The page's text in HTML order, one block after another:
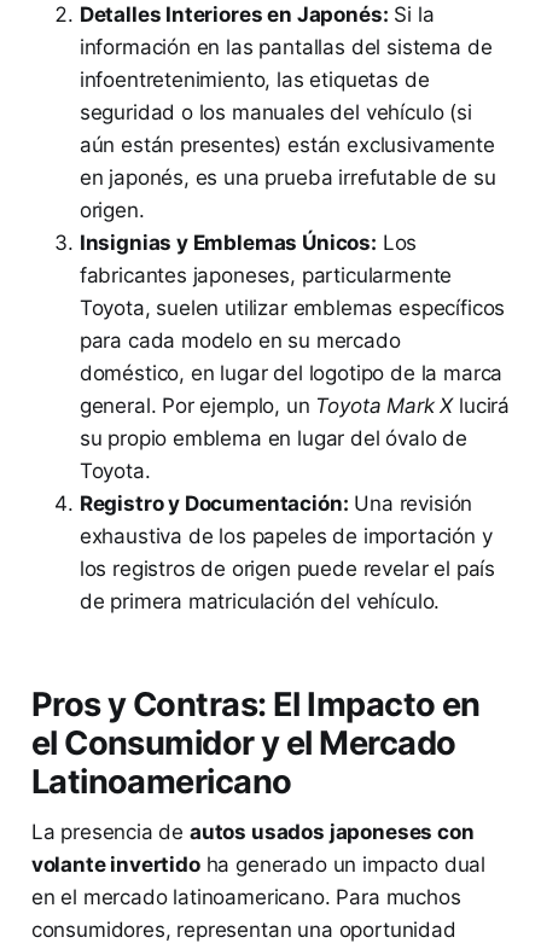
Detalles Interiores en Japonés: Si la
información en las pantallas del sistema de
infoentretenimiento, las etiquetas de
seguridad o los manuales del vehículo (si
aún están presentes) están exclusivamente
en japonés, es una prueba irrefutable de su
origen.
Insignias y Emblemas Únicos: Los
fabricantes japoneses, particularmente
Toyota, suelen utilizar emblemas específicos
para cada modelo en su mercado
doméstico, en lugar del logotipo de la marca
general. Por ejemplo, un Toyota Mark Xlucirá
su propio emblema en lugar del óvalo de
Toyota.
Registro y Documentación: Una revisión
exhaustiva de los papeles de importación y
los registros de origen puede revelar el país
de primera matriculación del vehículo.
Pros y Contras: El Impacto en
el Consumidor y el Mercado
Latinoamericano
La presencia de autos usados japoneses con
volante invertidoha generado un impacto dual
en el mercado latinoamericano. Para muchos
consumidores, representan una oportunidad